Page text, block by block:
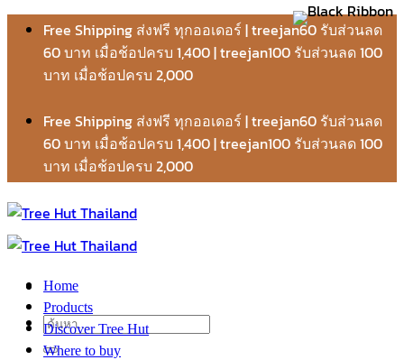
Skip
content
Free Shipping ส่งฟรี ทุกออเดอร์ | treejan60 รับส่วนลด
60 บาท เมื่อช้อปครบ 1,400 | treejan100 รับส่วนลด 100
บาท เมื่อช้อปครบ 2,000
Free Shipping ส่งฟรี ทุกออเดอร์ | treejan60 รับส่วนลด
60 บาท เมื่อช้อปครบ 1,400 | treejan100 รับส่วนลด 100
บาท เมื่อช้อปครบ 2,000
ค้นหา:
Home
Products
Discover Tree Hut
Where to buy